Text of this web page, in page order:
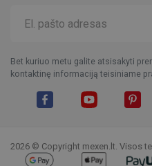
Bet kuriuo metu galite atsisakyti
kontaktinę informaciją teisiniame
2026 © Copyright mexen.lt. Visos